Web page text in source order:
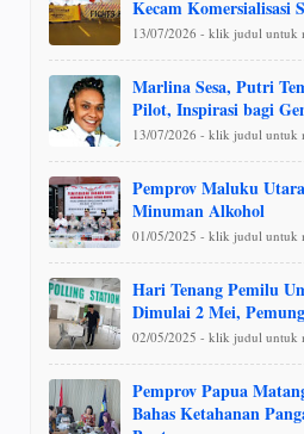
Kecam Komersialisasi
13/07/2026 - klik judul untuk
Marlina Sesa, Putri
Pilot, Inspirasi bagi
13/07/2026 - klik judul untuk
Pemprov Maluku
Minuman Alkohol
01/05/2025 - klik judul untuk
Hari Tenang Pemilu
Dimulai 2 Mei,
02/05/2025 - klik judul untuk
Pemprov Papua
Bahas Ketahanan